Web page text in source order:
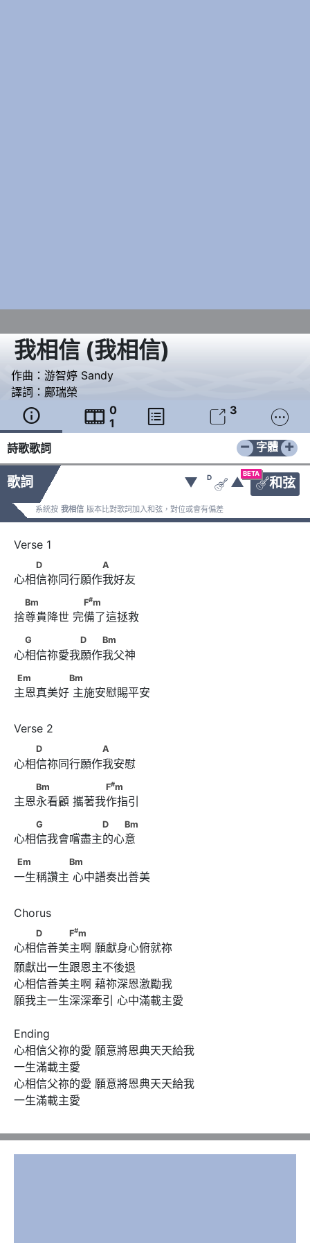
我相信(我相信)
作曲： 游智婷 Sandy
譯詞： 鄺瑞榮
  0
1
  3 
詩歌歌詞 − +
字體
歌詞
BETA
和弦
▼ D
 ▲
系統按 我相信 版本比對歌詞加入和弦，對位或會有偏差
D　　　　　　A
D A
心相信祢同行願作我好友
Bm　　　　      　F
Bm F#m
捨尊貴降世 完備了這拯救
G　　　　　D　　Bm
G D Bm
心相信祢愛我願作我父神
Em　　　　　Bm
Em Bm
主恩真美好 主施安慰賜平安
D　　　　　　A
D A
心相信祢同行願作我安慰
Bm　　　      　　　F
Bm F#m
主恩永看顧 攜著我作指引
G　　　　　　D　　Bm
G D Bm
心相信我會嚐盡主的心意
Em　　　　　Bm
Em Bm
一生稱讚主 心中譜奏出善美
D　　　F
D F#m
心相信善美主啊 願獻身心俯就祢
願獻出一生跟恩主不後退
心相信善美主啊 藉祢深恩激勵我
願我主一生深深牽引 心中滿載主愛
Ending
心相信父祢的愛 願意將恩典天天給我
一生滿載主愛
心相信父祢的愛 願意將恩典天天給我
一生滿載主愛